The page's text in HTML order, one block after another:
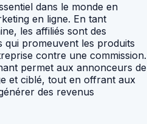
dans le monde en
en ligne. En tant
les affiliés sont des
qui promeuvent les produits
contre une commission.
permet aux annonceurs de
et ciblé, tout en offrant aux
des revenus